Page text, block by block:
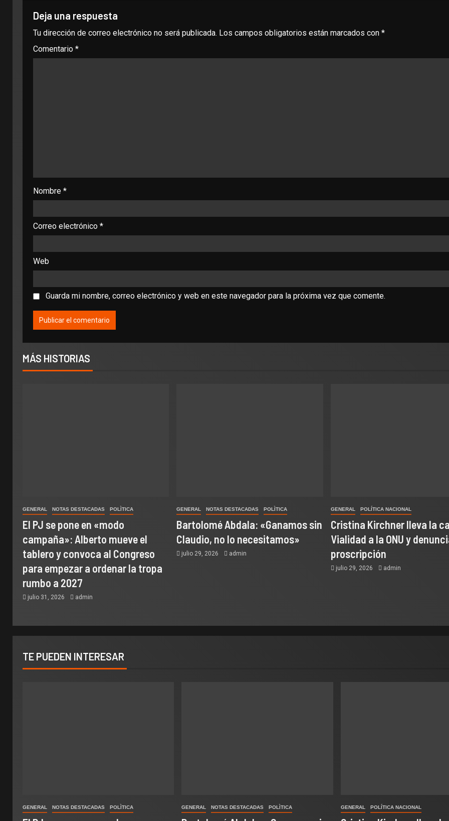
Deja una respuesta
Tu dirección de correo electrónico no será publicada. Los campos obligatorios están marcados con *
Comentario *
Nombre *
Correo electrónico *
Web
Guarda mi nombre, correo electrónico y web en este navegador para la próxima vez que comente.
MÁS HISTORIAS
GENERAL NOTAS DESTACADAS POLÌTICA
El PJ se pone en «modo
campaña»: Alberto mueve el
tablero y convoca al Congreso
para empezar a ordenar la tropa
rumbo a 2027
julio 31, 2026 admin
GENERAL NOTAS DESTACADAS POLÌTICA
Bartolomé Abdala: «Ganamos sin
Claudio, no lo necesitamos»
julio 29, 2026 admin
GENERAL POLÍTICA NACIONAL
Cristina Kirchner lleva la
Vialidad a la ONU y
proscripción
julio 29, 2026 admin
TE PUEDEN INTERESAR
GENERAL NOTAS DESTACADAS POLÌTICA GENERAL NOTAS DESTACADAS POLÌTICA GENERAL POLÍTICA NACIONAL